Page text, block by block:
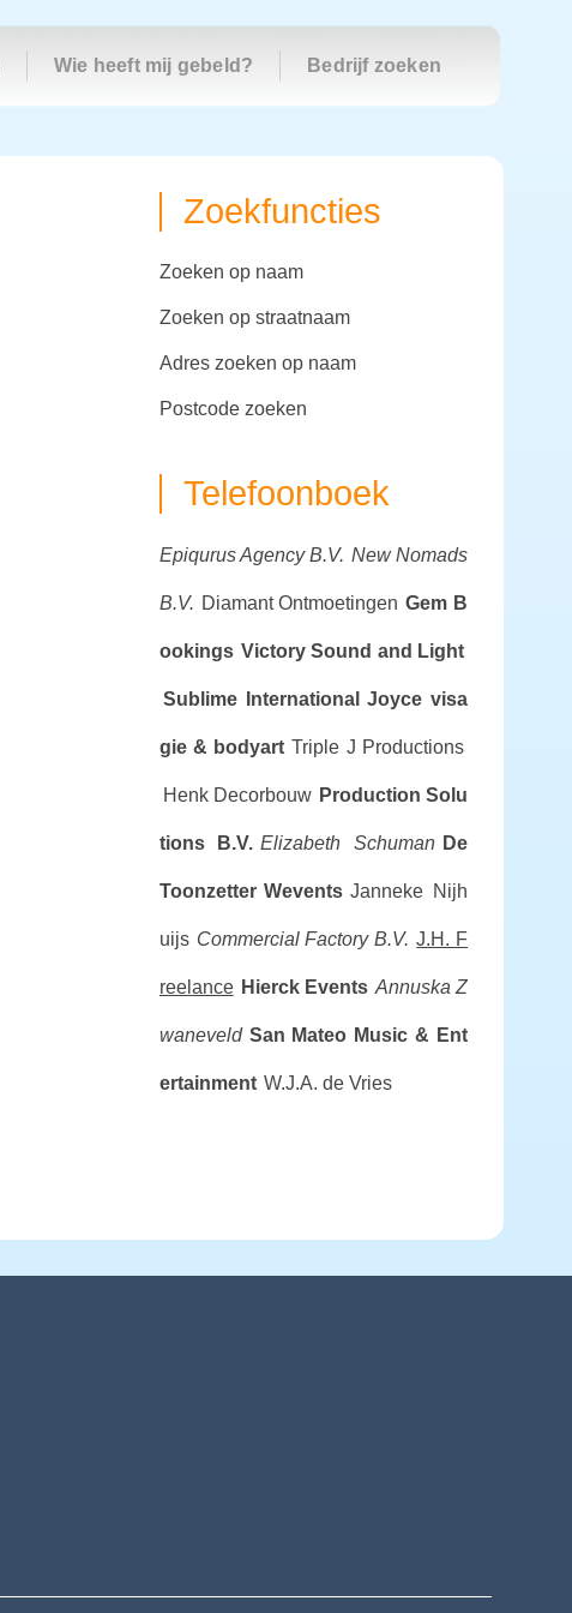
Wie heeft mij gebeld? Bedrijf zoeken
Zoekfuncties
zoeken op naam
zoeken op straatnaam
adres zoeken op naam
postcode zoeken
Telefoonboek
Epiqurus Agency B.V. New Nomads
B.V. Diamant Ontmoetingen Gem B
ookings Victory Sound and Light
Sublime International Joyce visa
gie & bodyart Triple J Productions
Henk Decorbouw Production Solu
tions B.V. Elizabeth Schuman De
Toonzetter Wevents Janneke Nijh
uijs Commercial Factory B.V. J.H. F
reelance Hierck Events Annuska Z
waneveld San Mateo Music & Ent
ertainment W.J.A. de Vries